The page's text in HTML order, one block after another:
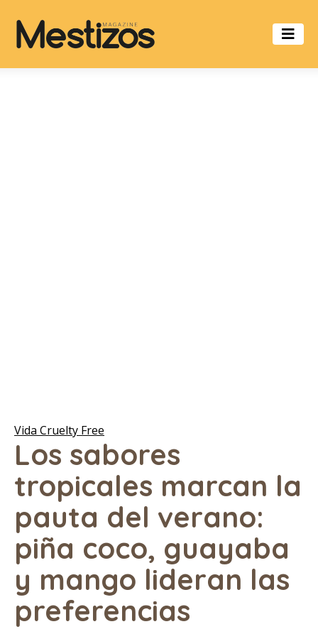
Vida Cruelty Free
Los sabores
tropicales marcan la
pauta del verano:
piña coco, guayaba
y mango lideran las
preferencias